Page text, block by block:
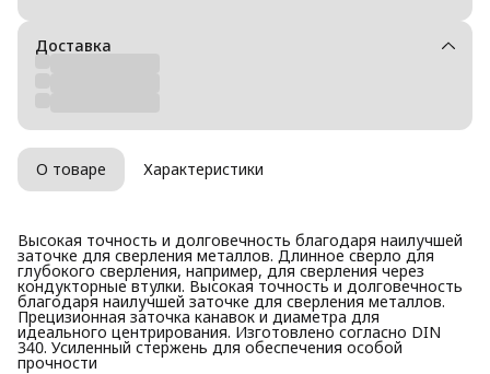
Доставка
О товаре Характеристики
Высокая точность и долговечность благодаря наилучшей
заточке для сверления металлов. Длинное сверло для
глубокого сверления, например, для сверления через
кондукторные втулки. Высокая точность и долговечность
благодаря наилучшей заточке для сверления металлов.
Прецизионная заточка канавок и диаметра для
идеального центрирования. Изготовлено согласно DIN
340. Усиленный стержень для обеспечения особой
прочности